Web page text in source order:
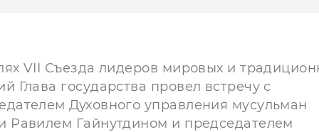
VII Съезда лидеров мировых и
Глава государства провел встречу с
Духовного управления мусульман
Равилем Гайнутдином и председателем